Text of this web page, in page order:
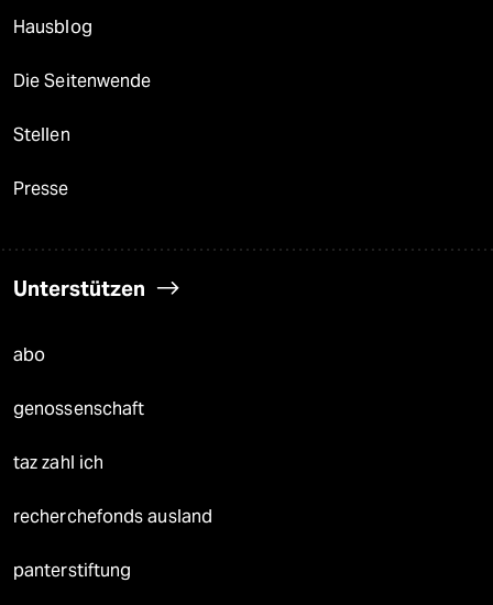
Hausblog
Die Seitenwende
Stellen
Presse
Unterstützen
abo
genossenschaft
taz zahl ich
recherchefonds ausland
panterstiftung